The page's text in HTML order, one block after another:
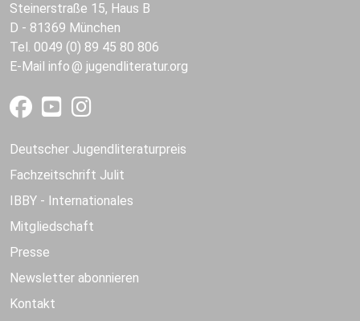
Steinerstraße 15, Haus B
D - 81369 München
Tel. 0049 (0) 89 45 80 806
E-Mail info jugendliteratur.org
Deutscher Jugendliteraturpreis
Fachzeitschrift Julit
IBBY - Internationales
Mitgliedschaft
Presse
Newsletter abonnieren
Kontakt